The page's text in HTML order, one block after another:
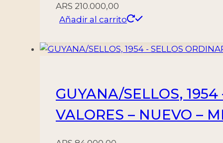
ARS 210.000,00
Añadir al carrito
GUYANA/SELLOS,
VALORES – NUEVO –